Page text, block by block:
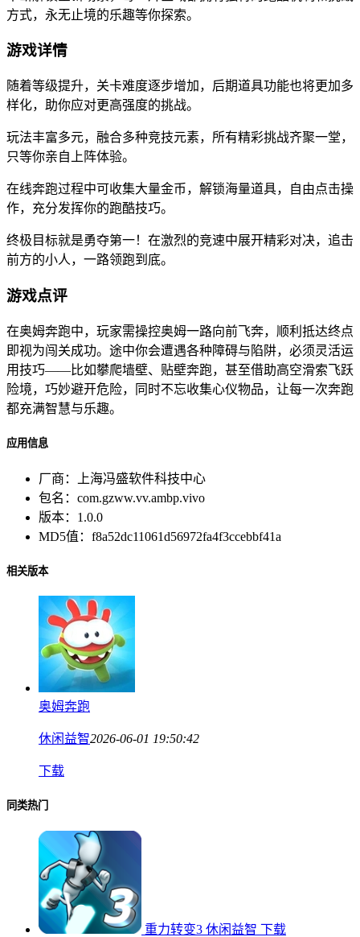
方式，永无止境的乐趣等你探索。
游戏详情
随着等级提升，关卡难度逐步增加，后期道具功能也将更加多
样化，助你应对更高强度的挑战。
玩法丰富多元，融合多种竞技元素，所有精彩挑战齐聚一堂，
只等你亲自上阵体验。
在线奔跑过程中可收集大量金币，解锁海量道具，自由点击操
作，充分发挥你的跑酷技巧。
终极目标就是勇夺第一！在激烈的竞速中展开精彩对决，追击
前方的小人，一路领跑到底。
游戏点评
在奥姆奔跑中，玩家需操控奥姆一路向前飞奔，顺利抵达终点
即视为闯关成功。途中你会遭遇各种障碍与陷阱，必须灵活运
用技巧——比如攀爬墙壁、贴壁奔跑，甚至借助高空滑索飞跃
险境，巧妙避开危险，同时不忘收集心仪物品，让每一次奔跑
都充满智慧与乐趣。
应用信息
厂商：
上海冯盛软件科技中心
包名： com.gzww.vv.ambp.vivo
版本： 1.0.0
MD5值： f8a52dc11061d56972fa4f3ccebbf41a
相关版本
奥姆奔跑
休闲益智2026-06-01 19:50:42
下载
同类热门
重力转变3 休闲益智 下载